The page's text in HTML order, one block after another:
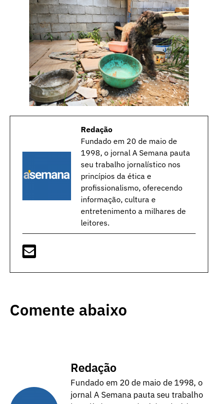
Redação
Fundado em 20 de maio de
1998, o jornal A Semana pauta
seu trabalho jornalístico nos
princípios da ética e
profissionalismo, oferecendo
informação, cultura e
entretenimento a milhares de
leitores.
Comente abaixo
Redação
Fundado em 20 de maio de 1998, o
jornal A Semana pauta seu trabalho